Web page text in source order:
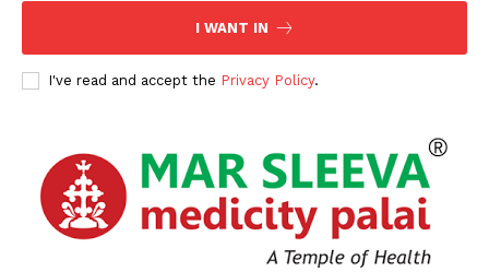
I WANT IN
I've read and accept the Privacy Policy.